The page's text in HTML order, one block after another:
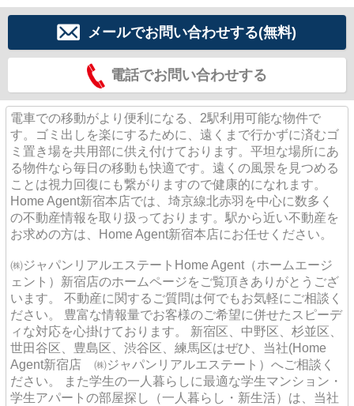
メールでお問い合わせする(無料)
電話でお問い合わせする
電車での移動がより便利になる、2駅利用可能な物件で
す。ゴミ出しを楽にするために、遠くまで行かずに済むゴ
ミ置き場を共用部に供え付けております。平坦な場所にあ
る物件なら毎日の移動も快適です。遠くの風景を見つめる
ことは視力回復にも繋がりますので健康的になれます。
Home Agent新宿本店では、埼京線北赤羽を中心に数多く
の不動産情報を取り扱っております。駅から近い不動産を
お求めの方は、Home Agent新宿本店にお任せください。
㈱ジャパンリアルエステートHome Agent（ホームエージ
ェント）新宿店のホームページをご覧頂きありがとうござ
います。 不動産に関するご質問は何でもお気軽にご相談く
ださい。 豊富な情報量でお客様のご希望に併せたスピーデ
ィな対応を心掛けております。 新宿区、中野区、杉並区、
世田谷区、豊島区、渋谷区、練馬区はぜひ、当社(Home
Agent新宿店 ㈱ジャパンリアルエステート）へご相談く
ださい。 また学生の一人暮らしに最適な学生マンション・
学生アパートの部屋探し（一人暮らし・新生活）は、当社